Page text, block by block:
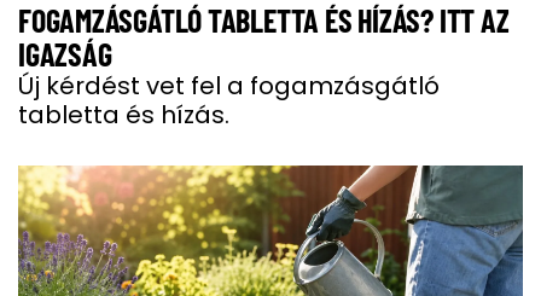
FOGAMZÁSGÁTLÓ TABLETTA ÉS HÍZÁS? ITT AZ
IGAZSÁG
Új kérdést vet fel a fogamzásgátló
tabletta és hízás.